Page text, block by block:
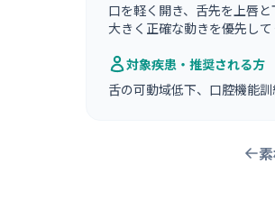
口を軽く開き、舌先を上唇
大きく正確な動きを優先して
対象疾患・推奨される方
舌の可動域低下、口腔機能